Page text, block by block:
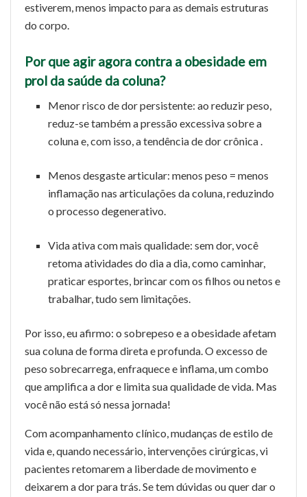
estiverem, menos impacto para as demais estruturas
do corpo.
Por que agir agora contra a obesidade em
prol da saúde da coluna?
Menor risco de dor persistente: ao reduzir peso,
reduz-se também a pressão excessiva sobre a
coluna e, com isso, a tendência de dor crônica .
Menos desgaste articular: menos peso = menos
inflamação nas articulações da coluna, reduzindo
o processo degenerativo.
Vida ativa com mais qualidade: sem dor, você
retoma atividades do dia a dia, como caminhar,
praticar esportes, brincar com os filhos ou netos e
trabalhar, tudo sem limitações.
Por isso, eu afirmo: o sobrepeso e a obesidade afetam
sua coluna de forma direta e profunda. O excesso de
peso sobrecarrega, enfraquece e inflama, um combo
que amplifica a dor e limita sua qualidade de vida. Mas
você não está só nessa jornada!
Com acompanhamento clínico, mudanças de estilo de
vida e, quando necessário, intervenções cirúrgicas, vi
pacientes retomarem a liberdade de movimento e
deixarem a dor para trás. Se tem dúvidas ou quer dar o